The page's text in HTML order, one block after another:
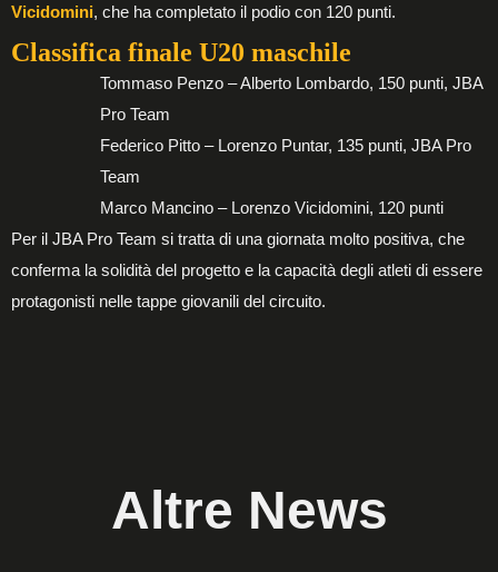
Vicidomini, che ha completato il podio con 120 punti.
Classifica finale U20 maschile
Tommaso Penzo – Alberto Lombardo, 150 punti, JBA
Pro Team
Federico Pitto – Lorenzo Puntar, 135 punti, JBA Pro
Team
Marco Mancino – Lorenzo Vicidomini, 120 punti
Per il JBA Pro Team si tratta di una giornata molto positiva, che
conferma la solidità del progetto e la capacità degli atleti di essere
protagonisti nelle tappe giovanili del circuito.
Altre News